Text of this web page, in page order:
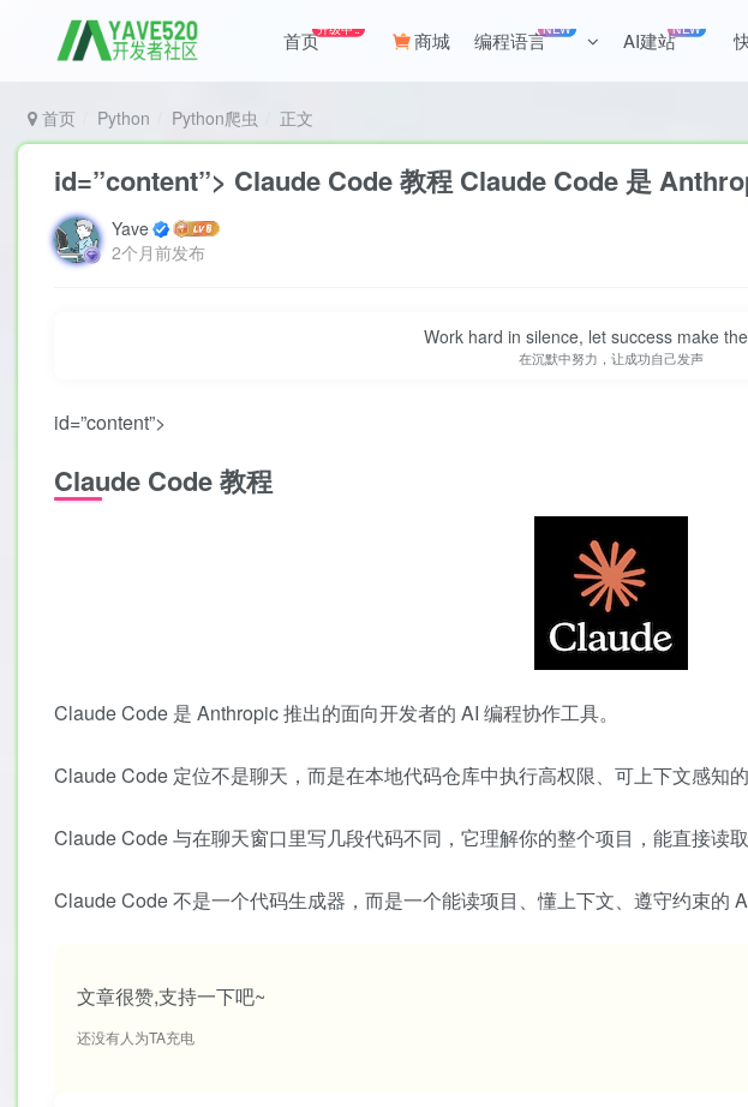
首页升级中.. 商城 编程语言NEW AI建站NEW
首页 Python Python爬虫 正文
id=”content”> Claude Code 教程 Claude Code 是
Yave
2个月前发布
Work hard in silence, let success make
在沉默中努力，让成功自己发声
id=”content”>
Claude Code 教程
Claude Code 是 Anthropic 推出的面向开发者的 AI 编程协作工具。
Claude Code 定位不是聊天，而是在本地代码仓库中执行高权限、可上下文感知的
Claude Code 与在聊天窗口里写几段代码不同，它理解你的整个项目，能直接读
Claude Code 不是一个代码生成器，而是一个能读项目、懂上下文、遵守约束的 AI
文章很赞,支持一下吧~
还没有人为TA充电